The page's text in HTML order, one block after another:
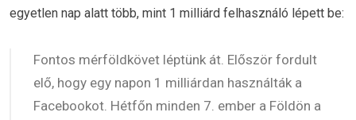
egyetlen nap alatt több, mint 1 milliárd felhasználó lépett be:
Fontos mérföldkövet léptünk át. Először fordult
elő, hogy egy napon 1 milliárdan használták a
Facebookot. Hétfőn minden 7. ember a Földön a